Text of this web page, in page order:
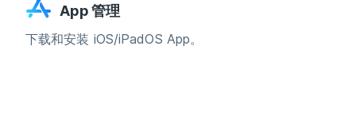
App 管理
下载和安装 iOS/iPadOS App。